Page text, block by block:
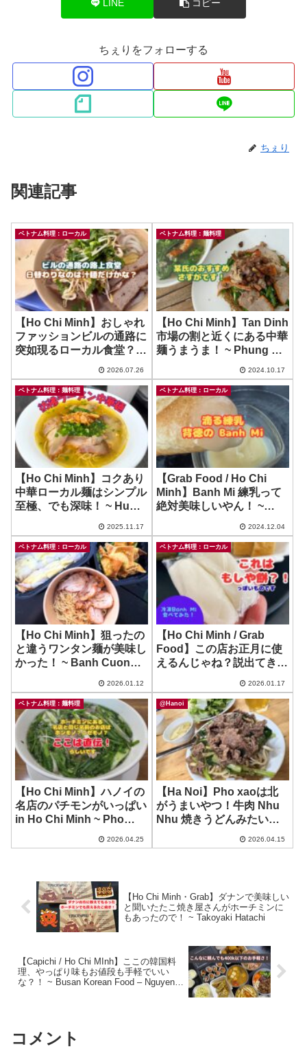
LINE コピー
ちぇりをフォローする
ちぇり
関連記事
ベトナム料理：ローカル
【Ho Chi Minh】おしゃれ
ファッションビルの通路に
突如現るローカル食堂？！
2026.07.26
ベトナム料理：麺料理
【Ho Chi Minh】Tan Dinh
市場の割と近くにある中華
麺うまうま！ ~ Phung Ky
2024.10.17
ベトナム料理：麺料理
【Ho Chi Minh】コクあり
中華ローカル麺はシンプル
至極、でも深味！ ~ Hu
2025.11.17
ベトナム料理：ローカル
【Grab Food / Ho Chi
Minh】Banh Mi 練乳って
絶対美味しいやん！ ~
Tubes
2024.12.04
ベトナム料理：ローカル
【Ho Chi Minh】狙ったの
と違うワンタン麺が美味し
かった！ ~ Banh Cuon
2026.01.12
ベトナム料理：ローカル
【Ho Chi Minh / Grab
Food】この店お正月に使
えるんじゃね？説出てきた
2026.01.17
ベトナム料理：麺料理
【Ho Chi Minh】ハノイの
名店のパチモンがいっぱい
in Ho Chi Minh ~ Pho
2026.04.25
@Hanoi
【Ha Noi】Pho xaoは北
がうまいやつ！牛肉 Nhu
Nhu 焼きうどんみたい！ ~
2026.04.15
【Ho Chi Minh・Grab】ダナンで美味しい
と聞いたたこ焼き屋さんがホーチミンに
もあったので！ ~ Takoyaki Hatachi
【Capichi / Ho Chi MInh】ここの韓国料
理、やっぱり味もお値段も手軽でいい
な？！ ~ Busan Korean Food – Nguyen
コメント